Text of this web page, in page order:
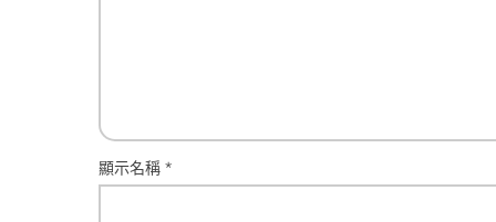
顯示名稱 *